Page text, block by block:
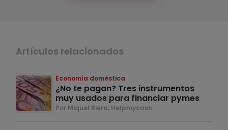
Artículos relacionados
Economía doméstica
¿No te pagan? Tres instrumentos
muy usados para financiar pymes
Por Miquel Riera, Helpmycash